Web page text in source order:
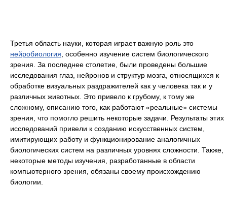
Третья область науки, которая играет важную роль это
нейробиология , особенно изучение систем биологического
зрения. За последнее столетие, были проведены большие
исследования глаз, нейронов и структур мозга, относящихся к
обработке визуальных раздражителей как у человека так и у
различных животных. Это привело к грубому, к тому же
сложному, описанию того, как работают «реальные» системы
зрения, что помогло решить некоторые задачи. Результаты этих
исследований привели к созданию искусственных систем,
имитирующих работу и функционирование аналогичных
биологических систем на различных уровнях сложности. Также,
некоторые методы изучения, разработанные в области
компьютерного зрения, обязаны своему происхождению
биологии.